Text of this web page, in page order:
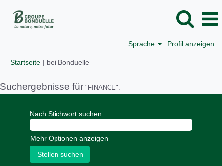
Sprache Profil anzeigen
Startseite | bei Bonduelle
Suchergebnisse für "FINANCE".
Nach Stichwort suchen
Mehr Optionen anzeigen